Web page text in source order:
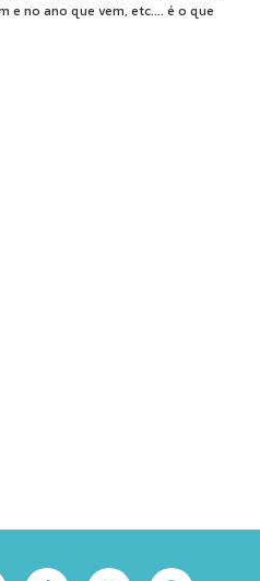
e no ano que vem, etc.... é o que